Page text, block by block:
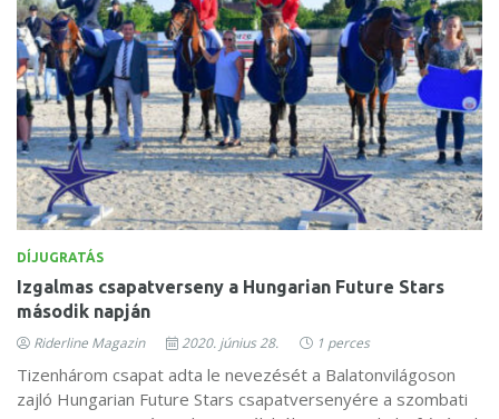
DÍJUGRATÁS
Izgalmas csapatverseny a Hungarian Future Stars
második napján
Riderline Magazin 2020. június 28. 1 perces
Tizenhárom csapat adta le nevezését a Balatonvilágoson
zajló Hungarian Future Stars csapatversenyére a szombati